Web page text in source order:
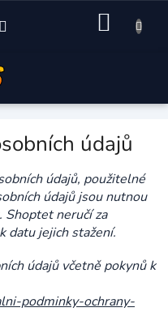
údajů
údajů, použitelné
údajů jsou nutnou
Shoptet neručí za
datu jejich stažení.
údajů včetně pokynů k
podminky-ochrany-